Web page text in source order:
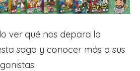
ver qué nos depara la
saga y conocer más a sus